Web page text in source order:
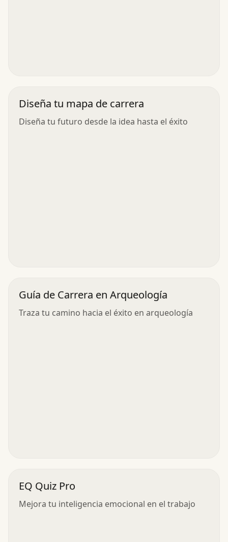
Diseña tu mapa de carrera
Diseña tu futuro desde la idea hasta el éxito
Guía de Carrera en Arqueología
Traza tu camino hacia el éxito en arqueología
EQ Quiz Pro
Mejora tu inteligencia emocional en el trabajo